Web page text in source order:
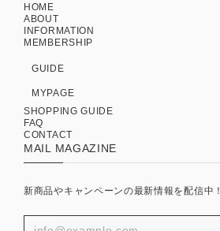
HOME
ABOUT
INFORMATION
MEMBERSHIP
GUIDE
MYPAGE
SHOPPING GUIDE
FAQ
CONTACT
MAIL MAGAZINE
新商品やキャンペーンの最新情報を配信中！